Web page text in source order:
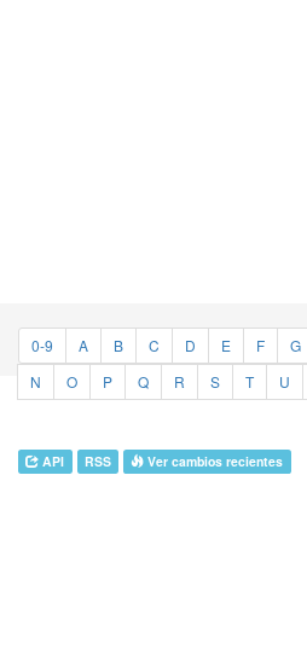
0-9 A B C D E F G
N
O P Q R S T U
API RSS Ver cambios recientes